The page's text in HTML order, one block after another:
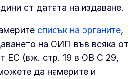
от датата на издаване.
списък на органите,
на ОИП във всяка от
ЕС (вж. стр. 19 в ОВ C 29,
да намерите и